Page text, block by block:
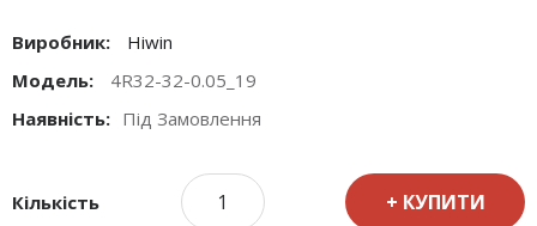
Виробник:
Hiwin
Модель:
4R32-32-0.05_19
Наявність: Під Замовлення
Кількість КУПИТИ